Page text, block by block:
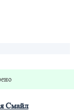
Смайл